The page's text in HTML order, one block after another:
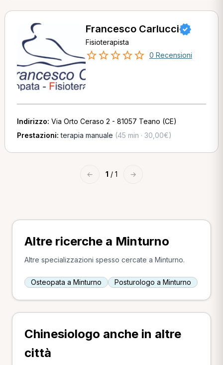
Francesco Carlucci
Fisioterapista
0 Recensioni
Indirizzo: Via Orto Ceraso 2 - 81057 Teano (CE)
Prestazioni:terapia manuale (45 min · 30,00€)
← 1 / 1 →
Altre ricerche a Minturno
Altre specializzazioni spesso cercate a Minturno.
Osteopata a Minturno Posturologo a Minturno
Chinesiologo anche in altre
città